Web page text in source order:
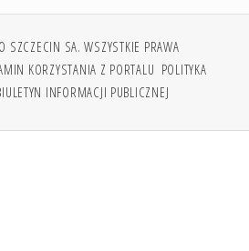
SZCZECIN SA. WSZYSTKIE PRAWA
KORZYSTANIA Z PORTALU POLITYKA
INFORMACJI PUBLICZNEJ